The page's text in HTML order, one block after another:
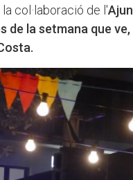
col·laboració de l'
de la setmana que